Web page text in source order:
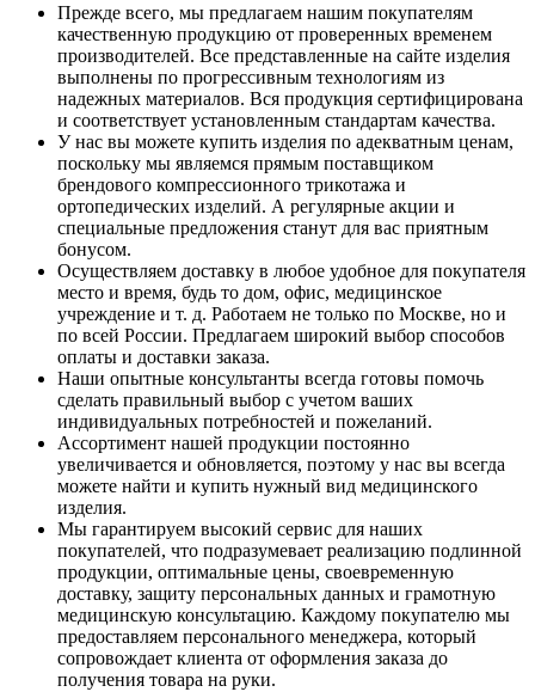
Прежде всего, мы предлагаем нашим покупателям
качественную продукцию от проверенных временем
производителей. Все представленные на сайте изделия
выполнены по прогрессивным технологиям из
надежных материалов. Вся продукция сертифицирована
и соответствует установленным стандартам качества.
У нас вы можете купить изделия по адекватным ценам,
поскольку мы являемся прямым поставщиком
брендового компрессионного трикотажа и
ортопедических изделий. А регулярные акции и
специальные предложения станут для вас приятным
бонусом.
Осуществляем доставку в любое удобное для покупателя
место и время, будь то дом, офис, медицинское
учреждение и т. д. Работаем не только по Москве, но и
по всей России. Предлагаем широкий выбор способов
оплаты и доставки заказа.
Наши опытные консультанты всегда готовы помочь
сделать правильный выбор с учетом ваших
индивидуальных потребностей и пожеланий.
Ассортимент нашей продукции постоянно
увеличивается и обновляется, поэтому у нас вы всегда
можете найти и купить нужный вид медицинского
изделия.
Мы гарантируем высокий сервис для наших
покупателей, что подразумевает реализацию подлинной
продукции, оптимальные цены, своевременную
доставку, защиту персональных данных и грамотную
медицинскую консультацию. Каждому покупателю мы
предоставляем персонального менеджера, который
сопровождает клиента от оформления заказа до
получения товара на руки.